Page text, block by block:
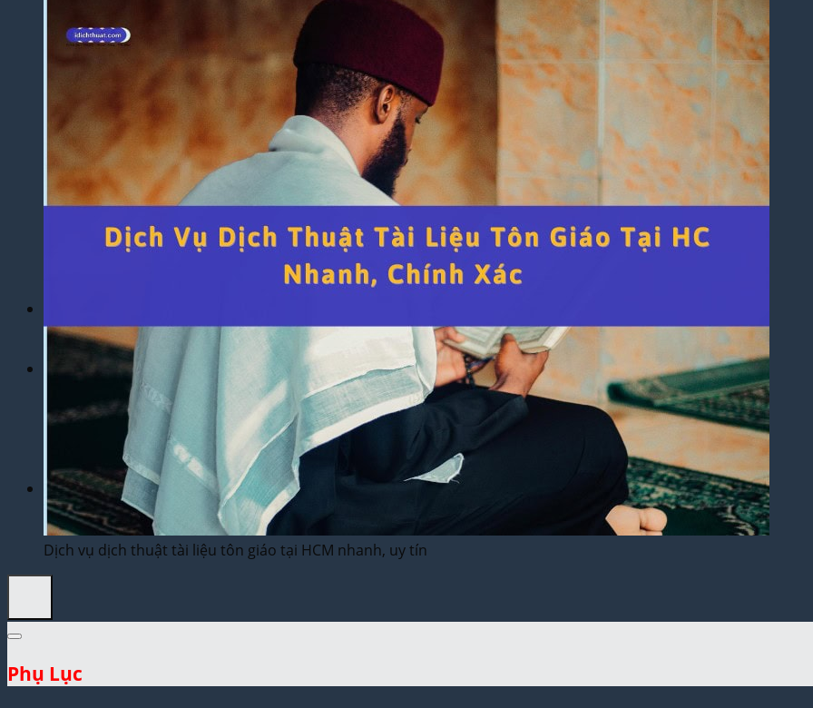
Dịch Vụ Công Chứng Nhanh Theo
Yêu Cầu
Dịch Thuật Báo Cáo Tài Chính
Dịch Thuật Hợp Đồng Nhanh Chóng
Dịch Thuật Bảng Điểm Học Bạ
Dịch Thuật Giấy Khai Sinh, Hộ Khẩu
Dịch Thuật Đa Ngôn Ngữ
Dịch Thuật Tiếng Anh
Dịch Thuật Tiếng Trung Quốc
Dịch Thuật Tiếng Nhật Bản
Dịch Thuật Tiếng Hàn Quốc
Dịch Thuật Tiếng Pháp
Dịch Thuật Phim – Phụ Đề Video Clip
Dịch Vụ Hợp Pháp Hóa Lãnh Sự
Tuyển Dụng
Chia Sẻ Kinh Nghiệm
Góc Tự Học
Mẫu Dịch Thuật
Dịch Thuật Vì Cộng Đồng
Liên Hệ & Thanh toán
Dịch vụ dịch thuật tài liệu tôn giáo tại HCM nhanh, uy tín
Phụ Lục